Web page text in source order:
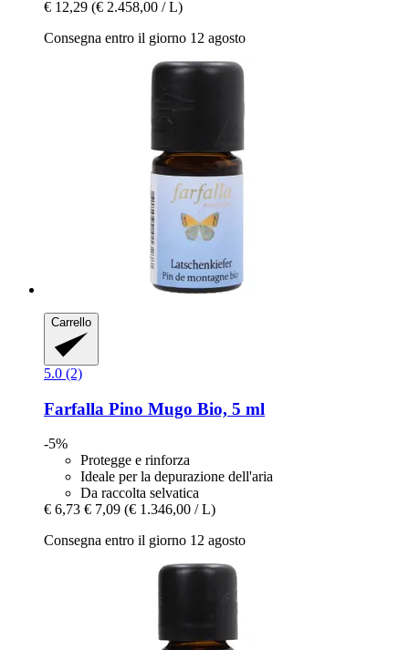
€ 12,29 (€ 2.458,00 / L)
Consegna entro il giorno 12 agosto
Carrello
5.0 (2)
Farfalla Pino Mugo Bio, 5 ml
-5%
Protegge e rinforza
Ideale per la depurazione dell'aria
Da raccolta selvatica
€ 6,73 € 7,09 (€ 1.346,00 / L)
Consegna entro il giorno 12 agosto